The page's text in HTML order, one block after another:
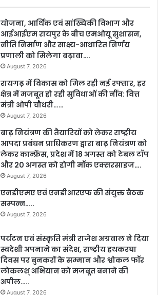
योजना, आर्थिक एवं सांख्यिकी विभाग और
आईआईएम रायपुर के बीच एमओयू सुशासन,
नीति निर्माण और साक्ष्य-आधारित निर्णय
प्रणाली को मिलेगा बढ़ावा….
August 7, 2026
रायगढ़ में विकास को मिल रही नई रफ्तार, हर
क्षेत्र में मजबूत हो रही सुविधाओं की नींव: वित्त
मंत्री ओपी चौधरी……
August 7, 2026
बाढ़ नियंत्रण की तैयारियों को लेकर राष्ट्रीय
आपदा प्रबंधन प्राधिकरण द्वारा बाढ़ नियंत्रण को
लेकर कान्फ्रेंस, प्रदेश में 18 अगस्त को टेबल टॉप
और 20 अगस्त को होगी मॉक एक्सरसाइज….
August 7, 2026
एनडीएमए एवं एनडीआरएफ की संयुक्त बैठक
सम्पन्न…..
August 7, 2026
पर्यटन एवं संस्कृति मंत्री राजेश अग्रवाल ने दिया
स्वदेशी अपनाने का संदेश, राष्ट्रीय हथकरघा
दिवस पर बुनकरों के सम्मान और श्वोकल फॉर
लोकलश् अभियान को मजबूत बनाने की
अपील…..
August 7, 2026